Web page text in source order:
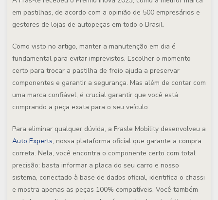
em pastilhas, de acordo com a opinião de 500 empresários e
gestores de lojas de autopeças em todo o Brasil.
Como visto no artigo, manter a manutenção em dia é
fundamental para evitar imprevistos. Escolher o momento
certo para trocar a pastilha de freio ajuda a preservar
componentes e garantir a segurança. Mas além de contar com
uma marca confiável, é crucial garantir que você está
comprando a peça exata para o seu veículo.
Para eliminar qualquer dúvida, a Frasle Mobility desenvolveu a
Auto Experts, nossa plataforma oficial que garante a compra
correta. Nela, você encontra o componente certo com total
precisão: basta informar a placa do seu carro e nosso
sistema, conectado à base de dados oficial, identifica o chassi
e mostra apenas as peças 100% compatíveis. Você também